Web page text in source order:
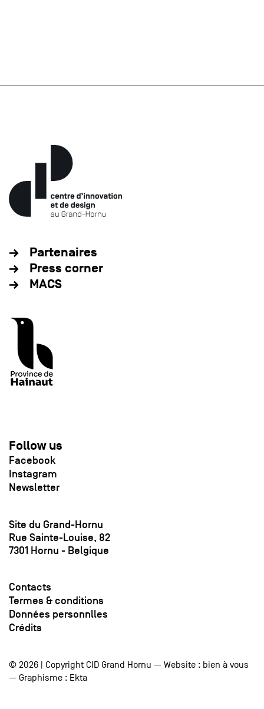
Partenaires
Press corner
MACS
Follow us
Facebook
Instagram
Newsletter
Site du Grand-Hornu
Rue Sainte-Louise, 82
7301 Hornu - Belgique
Contacts
Termes & conditions
Données personnlles
Crédits
© 2026 | Copyright CID Grand Hornu — Website : bien à vous
— Graphisme : Ekta